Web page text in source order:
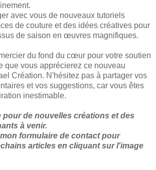
avec vous de nouveaux tutoriels
de couture et des idées créatives pour
de saison en œuvres magnifiques.
du fond du cœur pour votre soutien
que vous apprécierez ce nouveau
Création. N'hésitez pas à partager vos
et vos suggestions, car vous êtes
inestimable.
pour de nouvelles créations et des
à venir.
formulaire de contact pour
articles en cliquant sur l'image